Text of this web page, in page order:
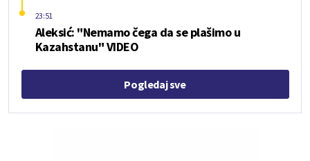
Aleksić: "Nemamo čega da se plašimo u
Kazahstanu" VIDEO
23:51
Pogledaj sve